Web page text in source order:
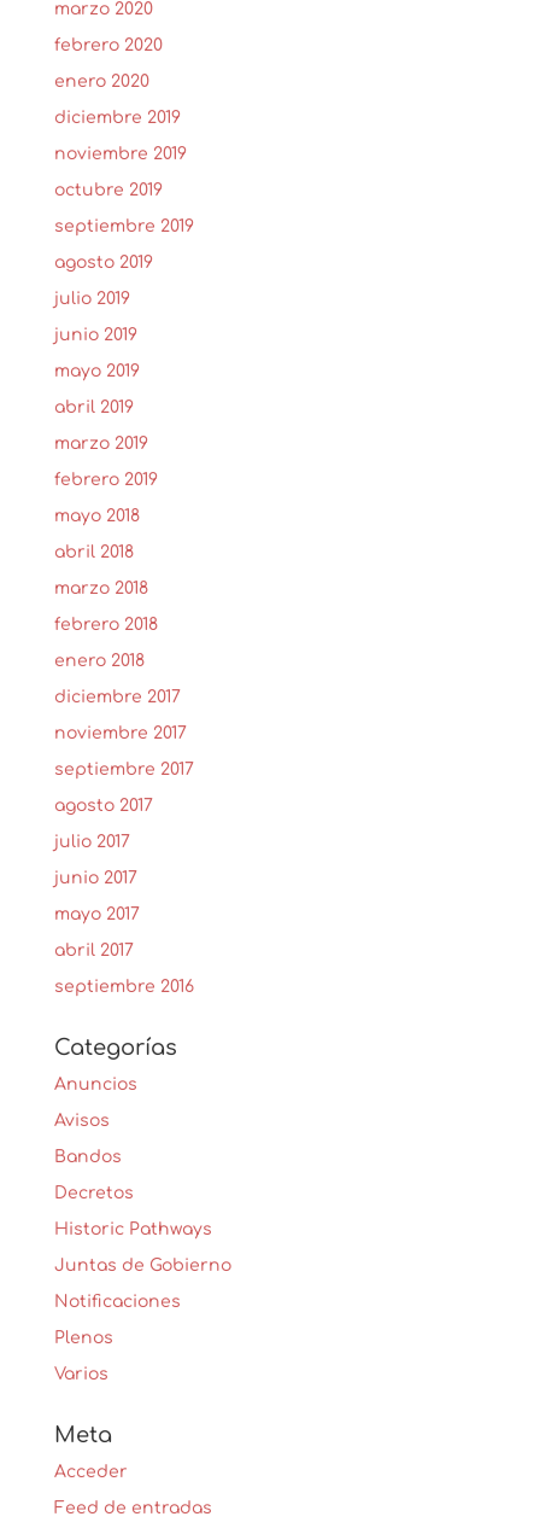
marzo 2020
febrero 2020
enero 2020
diciembre 2019
noviembre 2019
octubre 2019
septiembre 2019
agosto 2019
julio 2019
junio 2019
mayo 2019
abril 2019
marzo 2019
febrero 2019
mayo 2018
abril 2018
marzo 2018
febrero 2018
enero 2018
diciembre 2017
noviembre 2017
septiembre 2017
agosto 2017
julio 2017
junio 2017
mayo 2017
abril 2017
septiembre 2016
Categorías
Anuncios
Avisos
Bandos
Decretos
Historic Pathways
Juntas de Gobierno
Notificaciones
Plenos
Varios
Meta
Acceder
Feed de entradas